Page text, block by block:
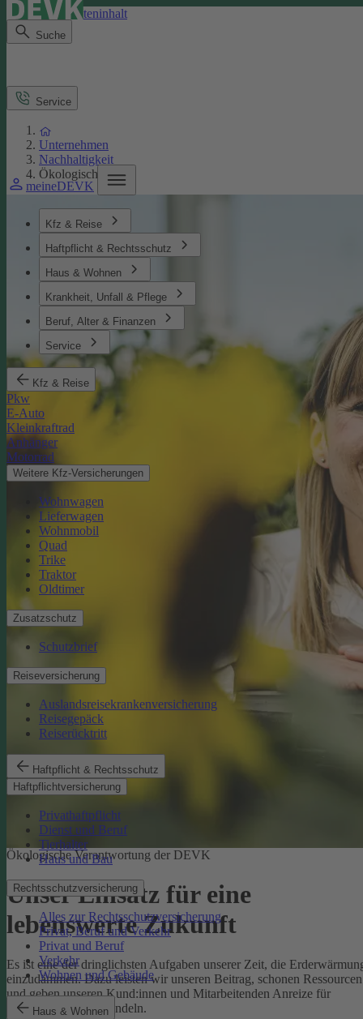
Direkt zum Seiteninhalt
Suche
meineDEVK
Kfz & Reise
Haftpflicht & Rechtsschutz
Haus & Wohnen
Krankheit, Unfall & Pflege
Beruf, Alter & Finanzen
Service
Kfz & Reise
Pkw
E-Auto
Kleinkraftrad
Anhänger
Motorrad
Weitere Kfz-Versicherungen
Wohnwagen
Lieferwagen
Wohnmobil
Quad
Trike
Traktor
Oldtimer
Zusatzschutz
Schutzbrief
Reiseversicherung
Auslandsreisekrankenversicherung
Reisegepäck
Reiserücktritt
Haftpflicht & Rechtsschutz
Haftpflichtversicherung
Privathaftpflicht
Dienst und Beruf
Tierhalter
Haus und Bau
Rechtsschutzversicherung
Alles zur Rechtsschutzversicherung
Privat, Beruf und Verkehr
Privat und Beruf
Verkehr
Wohnen und Gebäude
Haus & Wohnen
Service
Unternehmen
Nachhaltigkeit
Ökologisches
Ökologische Verantwortung der DEVK
Unser Einsatz für eine
lebenswerte Zukunft
Es ist eine der dringlichsten Aufgaben unserer Zeit, die
einzudämmen. Dazu leisten wir unseren Beitrag, schonen Ressourcen
und geben unseren Kund:innen und Mitarbeitenden Anreize für
umweltbewusstes Handeln.